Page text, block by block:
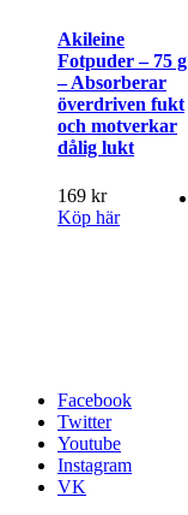
Akileine
Fotpuder – 75 g
– Absorberar
överdriven fukt
och motverkar
dålig lukt
169 kr
Köp här
Facebook
Twitter
Youtube
Instagram
VK